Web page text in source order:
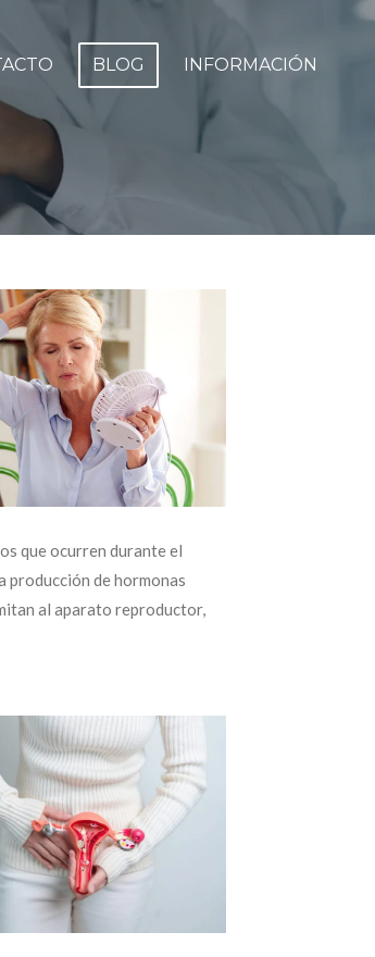
BLOG INFORMACIÓN
que ocurren durante el
producción de hormonas
al aparato reproductor,